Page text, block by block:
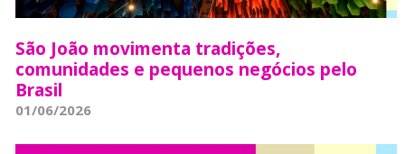
São João movimenta tradições,
comunidades e pequenos negócios pelo
Brasil
01/06/2026